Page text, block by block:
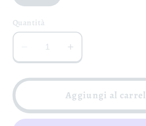
Quantità
Diminuisci
quantità
per
Campania
Rosato
Volpe
Aumenta
quantità
per
Campania
Volpe
Aggiungi al